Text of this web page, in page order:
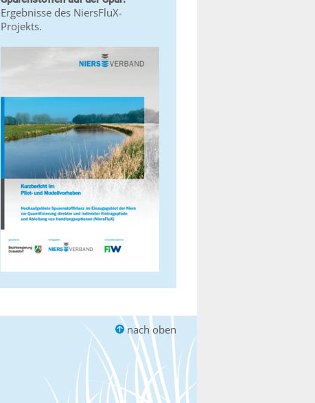
Ergebnisse des NiersFluX-
Projekts.
nach oben